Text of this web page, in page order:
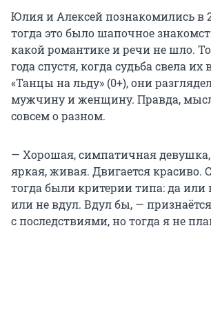
Юлия и Алексей познакомились в
тогда это было шапочное
какой романтике и речи не шло.
года спустя, когда судьба свела их
«Танцы на льду» (0+), они
мужчину и женщину. Правда,
совсем о разном.
— Хорошая, симпатичная девушка,
яркая, живая. Двигается красиво.
тогда были критерии типа: да или
или не вдул. Вдул бы, —
с последствиями, но тогда я не